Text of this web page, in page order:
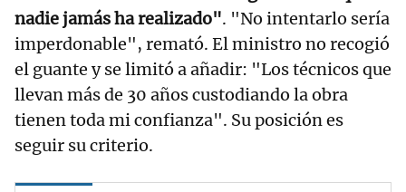
nadie jamás ha realizado". "No intentarlo sería
imperdonable", remató. El ministro no recogió
el guante y se limitó a añadir: "Los técnicos que
llevan más de 30 años custodiando la obra
tienen toda mi confianza". Su posición es
seguir su criterio.